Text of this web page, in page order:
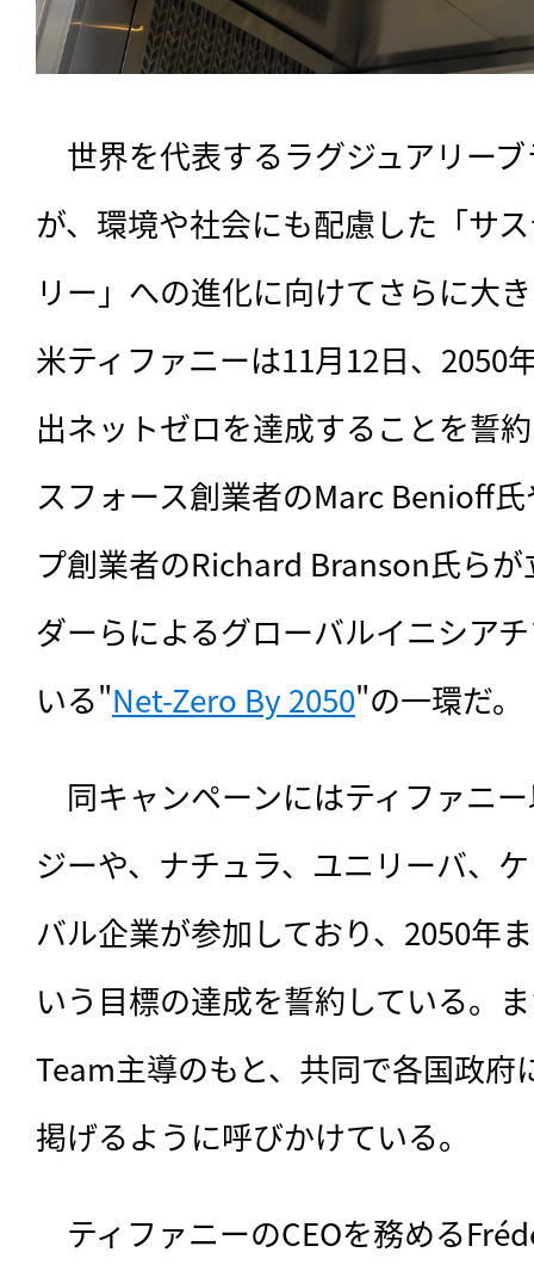
世界を代表するラグジュアリー
が、環境や社会にも配慮した「サ
リー」への進化に向けてさらに大
米ティファニーは11月12日、2050
出ネットゼロを達成することを誓
スフォース創業者のMarc Benioff
プ創業者のRichard Branson氏ら
ダーらによるグローバルイニシア
いる"Net-Zero By 2050"の一環だ。
同キャンペーンにはティファニ
ジーや、ナチュラ、ユニリーバ、
バル企業が参加しており、2050年
いう目標の達成を誓約している。
Team主導のもと、共同で各国政府
掲げるように呼びかけている。
ティファニーのCEOを務める